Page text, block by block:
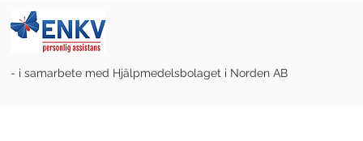
- i samarbete med Hjälpmedelsbolaget i Norden AB